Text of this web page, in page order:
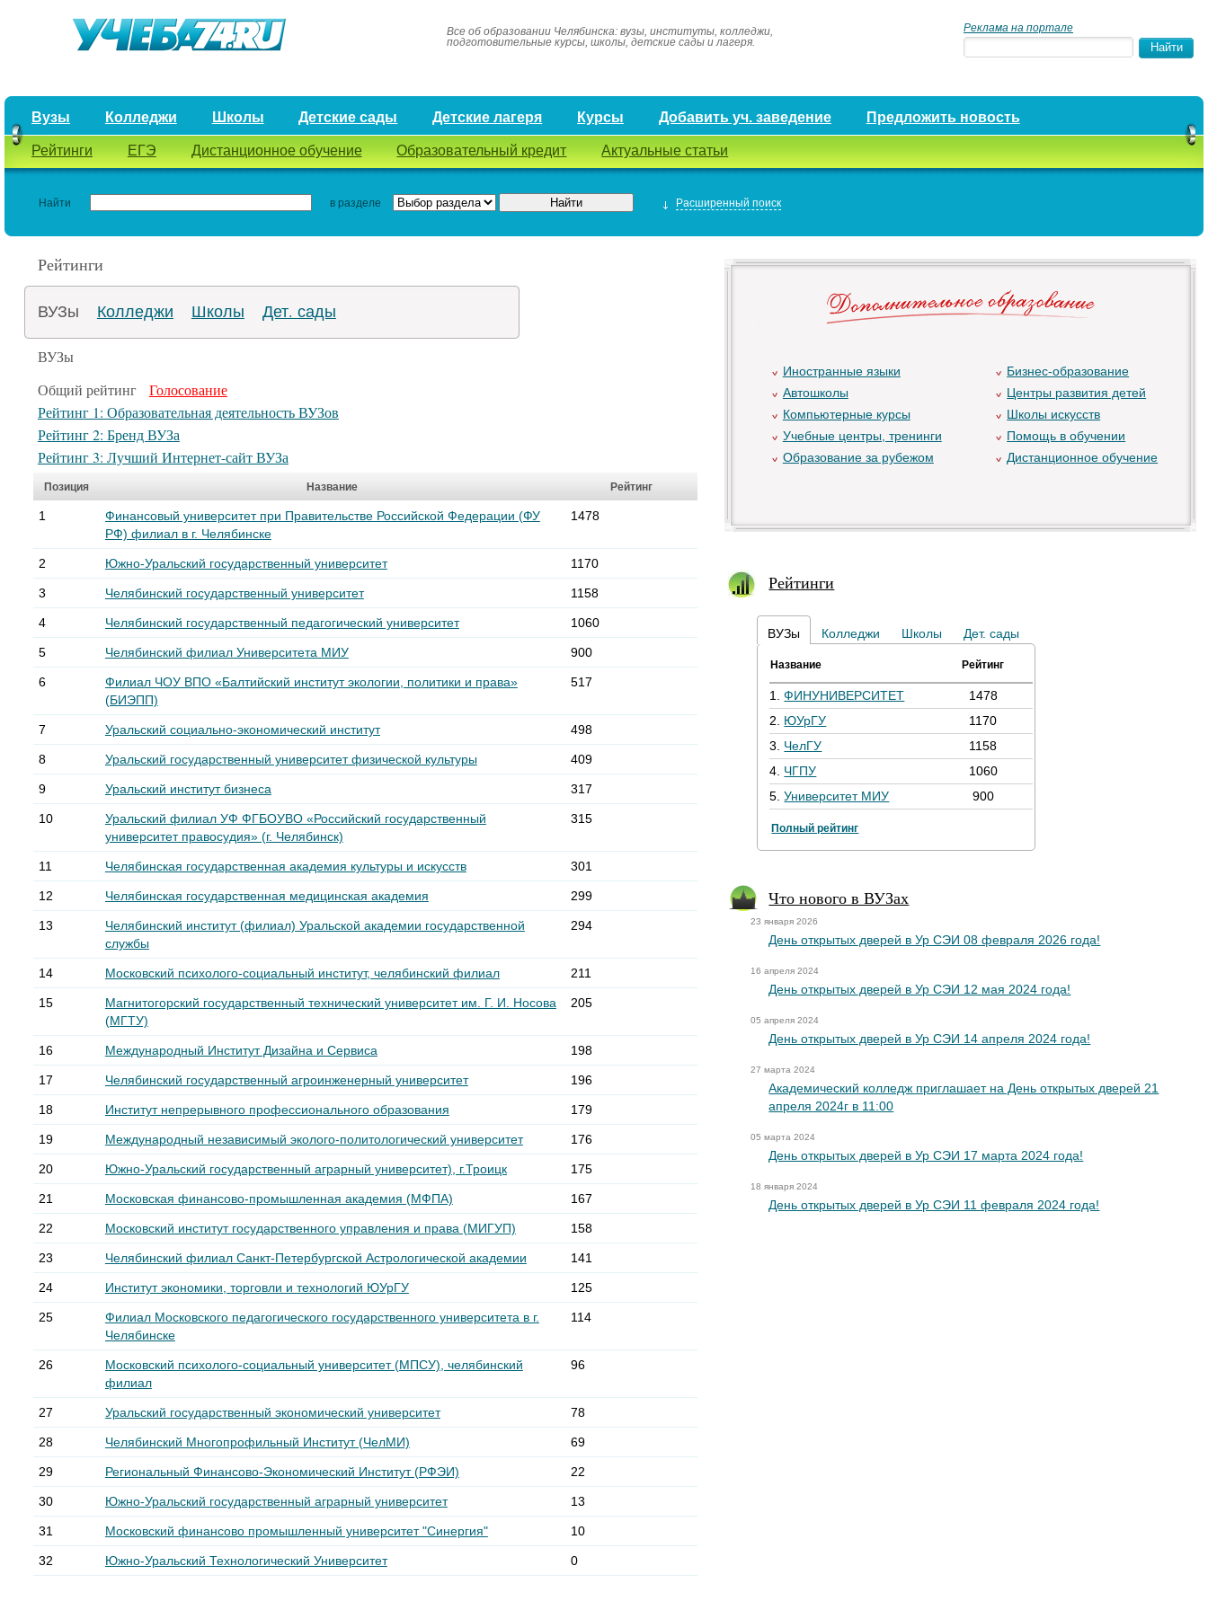
Все об образовании Челябинска: вузы, институты, колледжи,
подготовительные курсы, школы, детские сады и лагеря.
Реклама на портале
Вузы Колледжи Школы Детские сады Детские лагеря Курсы Добавить уч. заведение Предложить новость
Рейтинги ЕГЭ Дистанционное обучение Образовательный кредит Актуальные статьи
Найти в разделе Расширенный поиск
Рейтинги
ВУЗы Колледжи Школы Дет. сады
ВУЗы
Общий рейтинг
Голосование
Рейтинг 1: Образовательная деятельность ВУЗов
Рейтинг 2: Бренд ВУЗа
Рейтинг 3: Лучший Интернет-сайт ВУЗа
Позиция Название Рейтинг
1
Финансовый университет при Правительстве Российской Федерации (ФУ
РФ) филиал в г. Челябинске
1478
2 Южно-Уральский государственный университет 1170
3 Челябинский государственный университет 1158
4 Челябинский государственный педагогический университет 1060
5 Челябинский филиал Университета МИУ 900
6
Филиал ЧОУ ВПО «Балтийский институт экологии, политики и права»
(БИЭПП)
517
7 Уральский социально-экономический институт 498
8 Уральский государственный университет физической культуры 409
9 Уральский институт бизнеса 317
10
Уральский филиал УФ ФГБОУВО «Российский государственный
университет правосудия» (г. Челябинск)
315
11 Челябинская государственная академия культуры и искусств 301
12 Челябинская государственная медицинская академия 299
13
Челябинский институт (филиал) Уральской академии государственной
службы
294
14 Московский психолого-социальный институт, челябинский филиал 211
15
Магнитогорский государственный технический университет им. Г. И. Носова
(МГТУ)
205
16 Международный Институт Дизайна и Сервиса 198
17 Челябинский государственный агроинженерный университет 196
18 Институт непрерывного профессионального образования 179
19 Международный независимый эколого-политологический университет 176
20 Южно-Уральский государственный аграрный университет), г.Троицк 175
21 Московская финансово-промышленная академия (МФПА) 167
22 Московский институт государственного управления и права (МИГУП) 158
23 Челябинский филиал Санкт-Петербургской Астрологической академии 141
24 Институт экономики, торговли и технологий ЮУрГУ 125
25
Филиал Московского педагогического государственного университета в г.
Челябинске
114
26
Московский психолого-социальный университет (МПСУ), челябинский
филиал
96
27 Уральский государственный экономический университет 78
28 Челябинский Многопрофильный Институт (ЧелМИ) 69
29 Региональный Финансово-Экономический Институт (РФЭИ) 22
30 Южно-Уральский государственный аграрный университет 13
31 Московский финансово промышленный университет "Синергия" 10
32 Южно-Уральский Технологический Университет 0
Иностранные языки
Автошколы
Компьютерные курсы
Учебные центры, тренинги
Образование за рубежом
Бизнес-образование
Центры развития детей
Школы искусств
Помощь в обучении
Дистанционное обучение
Рейтинги
ВУЗы Колледжи Школы Дет. сады
Название Рейтинг
1.ФИНУНИВЕРСИТЕТ
1478
2. ЮУрГУ
1170
3. ЧелГУ
1158
4. ЧГПУ
1060
5.Университет МИУ 900
Полный рейтинг
Что нового в ВУЗах
23 января 2026
День открытых дверей в Ур СЭИ 08 февраля 2026 года!
16 апреля 2024
День открытых дверей в Ур СЭИ 12 мая 2024 года!
05 апреля 2024
День открытых дверей в Ур СЭИ 14 апреля 2024 года!
27 марта 2024
Академический колледж приглашает на День открытых дверей 21
апреля 2024г в 11:00
05 марта 2024
День открытых дверей в Ур СЭИ 17 марта 2024 года!
18 января 2024
День открытых дверей в Ур СЭИ 11 февраля 2024 года!